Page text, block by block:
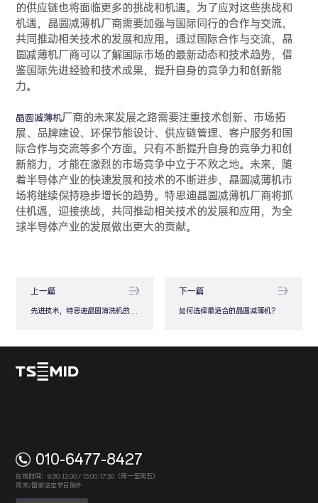
的供应链也将面临更多的挑战和机遇。为了应对这些挑战和
机遇，晶圆减薄机厂商需要加强与国际同行的合作与交流，
共同推动相关技术的发展和应用。通过国际合作与交流，晶
圆减薄机厂商可以了解国际市场的最新动态和技术趋势，借
鉴国际先进经验和技术成果，提升自身的竞争力和创新能
力。
晶圆减薄机厂商的未来发展之路需要注重技术创新、市场拓
展、品牌建设、环保节能设计、供应链管理、客户服务和国
际合作与交流等多个方面。只有不断提升自身的竞争力和创
新能力，才能在激烈的市场竞争中立于不败之地。未来，随
着半导体产业的快速发展和技术的不断进步，晶圆减薄机市
场将继续保持稳步增长的趋势。特思迪晶圆减薄机厂商将抓
住机遇，迎接挑战，共同推动相关技术的发展和应用，为全
球半导体产业的发展做出更大的贡献。
上一篇
先进技术，特思迪晶圆清洗机的优势
下一篇
如何选择最适合的晶圆减薄机？
010-6477-8427
在线时间：8:30-12:00 / 13:00-17:30（周一至周五）
周末/国家法定节日除外